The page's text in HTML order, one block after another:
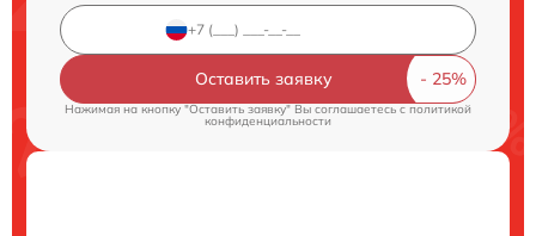
Оставить заявку
Нажимая на кнопку "Оставить заявку" Вы соглашаетесь cполитикой
конфиденциальности